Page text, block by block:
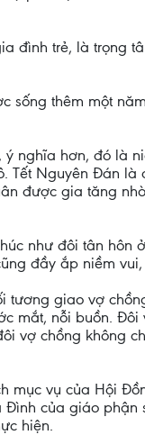
đình trẻ, là trọng
sống thêm một
nghĩa hơn, đó là
Tết Nguyên Đán
được gia tăng
như đôi tân hôn
đầy ắp niềm
tương giao vợ
mắt, nỗi buồn. Đôi
vợ chồng không
mục vụ của Hội
của giáo phận
hiện.